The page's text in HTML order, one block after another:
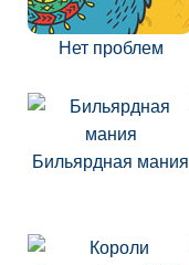
Нет проблем
Бильярдная мания